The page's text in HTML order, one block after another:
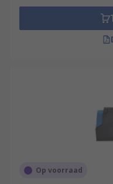
Op voorraad